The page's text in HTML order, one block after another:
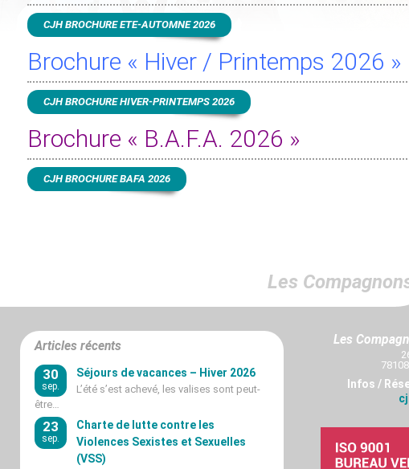
CJH BROCHURE ETE-AUTOMNE 2026
Brochure « Hiver / Printemps 2026 »
CJH BROCHURE HIVER-PRINTEMPS 2026
Brochure « B.A.F.A. 2026 »
CJH BROCHURE BAFA 2026
Les
Articles récents
30
sep.
Séjours de vacances – Hiver 2026
L’été s’est achevé, les valises sont peut-
être…
23
sep.
Charte de lutte contre les
Violences Sexistes et Sexuelles
(VSS)
Les
Infos /